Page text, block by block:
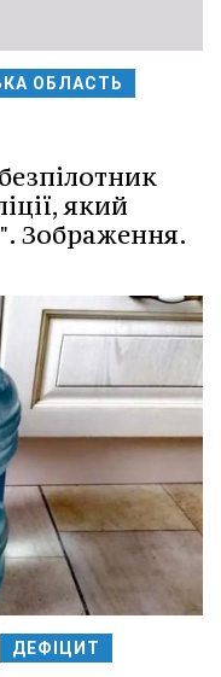
ОБЛАСТЬ
який
Зображення.
ДЕФІЦИТ